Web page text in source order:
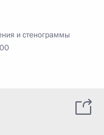
и стенограммы